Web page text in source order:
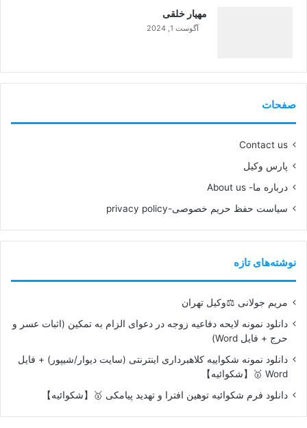
مهیار خلقی
آگوست 1, 2024
صفحات
Contact us
پارس وکیل
درباره ما- About us
سیاست حفظ حریم خصوصی-privacy policy
نوشته‌های تازه
مریم جولانی ⚖️وکیل تهران
دانلود نمونه لایحه دفاعیه زوجه در دعوای الزام به تمکین (اثبات عسر و
حرج + فایل Word)
دانلود نمونه شکواییه کلاهبرداری اینترنتی (سایت دیوار/شیپور) + فایل
Word 🥇【شکوائیه】
دانلود فرم شکوائیه توهین افترا و تهدید پیامکی 🥇【شکوائیه】